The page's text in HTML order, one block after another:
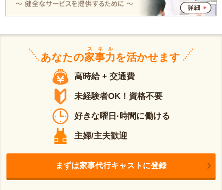
あなたの家事力
スキル
を活かせます
高時給 + 交通費
未経験者OK！資格不要
好きな曜日·時間に働ける
主婦/主夫歓迎
まずは家事代行キャストに登録